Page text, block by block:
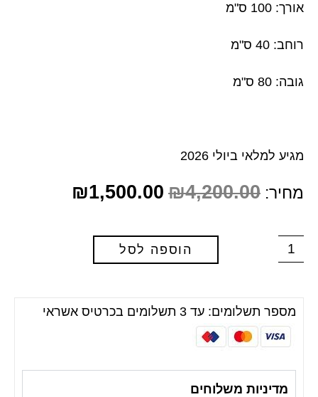
אורך: 100 ס"מ
רוחב: 40 ס"מ
גובה: 80 ס"מ
מגיע למלאי ביולי 2026
מחיר: ₪4,200.00
₪1,500.00
הוספה לסל
מספר תשלומים: עד 3 תשלומים בכרטיס אשראי
מדיניות משלוחים